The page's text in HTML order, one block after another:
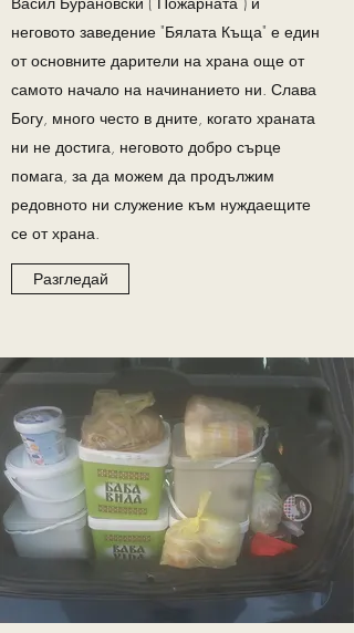
неговото заведение "Бялата Къща" е един
от основните дарители на храна още от
самото начало на начинанието ни. Слава
Богу, много често в дните, когато храната
ни не достига, неговото добро сърце
помага, за да можем да продължим
редовното ни служение към нуждаещите
се от храна.
Разгледай